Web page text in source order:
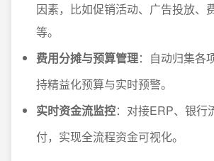
因素，比如促销活动、广告投放、
等。
费用分摊与预算管理：自动归集各
持精益化预算与实时预警。
实时资金流监控：对接ERP、银行
付，实现全流程资金可视化。